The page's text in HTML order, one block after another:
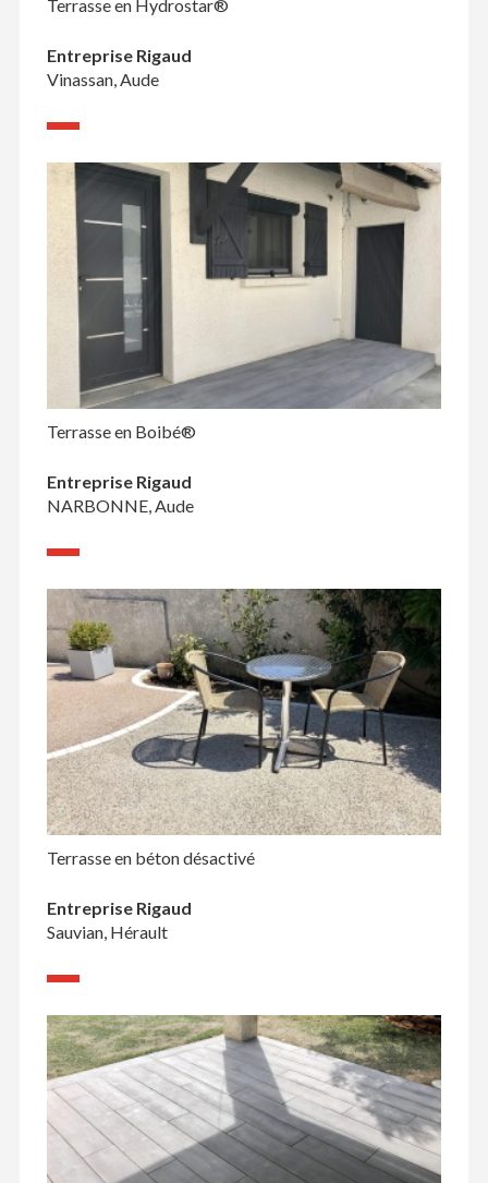
Terrasse en Hydrostar®
Entreprise Rigaud
Vinassan, Aude
Terrasse en Boibé®
Entreprise Rigaud
NARBONNE, Aude
Terrasse en béton désactivé
Entreprise Rigaud
Sauvian, Hérault